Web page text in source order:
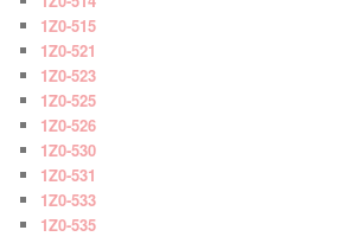
1Z0-515
1Z0-521
1Z0-523
1Z0-525
1Z0-526
1Z0-530
1Z0-531
1Z0-533
1Z0-535